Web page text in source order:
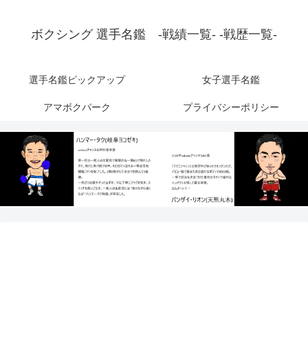
ボクシング 選手名鑑 -戦績一覧- -戦歴一覧-
選手名鑑ピックアップ 女子選手名鑑
アマボクパーク プライバシーポリシー